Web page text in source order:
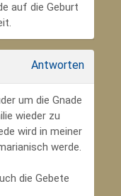
auf die Geburt
Antworten
um die Gnade
wieder zu
wird in meiner
werde.
die Gebete